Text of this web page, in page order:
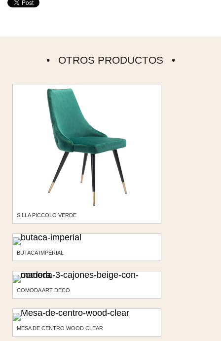
OTROS PRODUCTOS
SILLA PICCOLO VERDE
BUTACA IMPERIAL
COMODA ART DECO
MESA DE CENTRO WOOD CLEAR